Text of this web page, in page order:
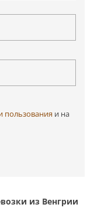
пользования и на
из Венгрии